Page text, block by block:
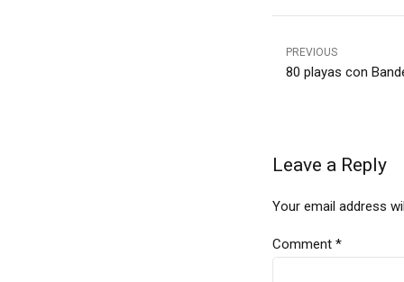
PREVIOUS
80 playas con
Leave a Reply
Your email address
Comment *